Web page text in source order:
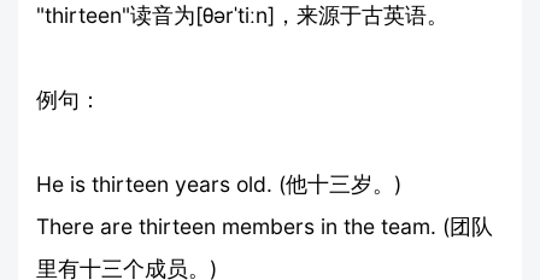
"thirteen"读音为[θərˈtiːn]，来源于古英语。
例句：
He is thirteen years old. (他十三岁。)
There are thirteen members in the team. (团队
里有十三个成员。)